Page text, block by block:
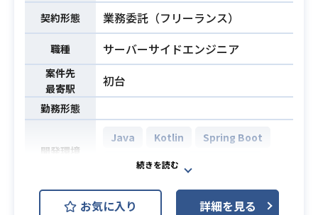
⑤上記システムに絡む脆弱性対応
■要員数
5名 PL1名 ＋ メンバー4名の構成とな
ります。
体制での提案が望ましいですが、3名
等の要員数に満たない提案も受け付
けております。
また、国籍に制限はございません
やドキュメントワークは日本語にな
ります。
契約形態 業務委託（フリーランス）
職種 サーバーサイドエンジニア
案件先
最寄駅
初台
勤務形態
開発環境
Java Kotlin
Spring Boot
AWS Lambda
精算システムのフロントエンド開発
お気に入り 詳細を見る